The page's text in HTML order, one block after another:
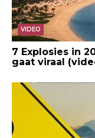
VIDEO
7 Explosies in
gaat viraal